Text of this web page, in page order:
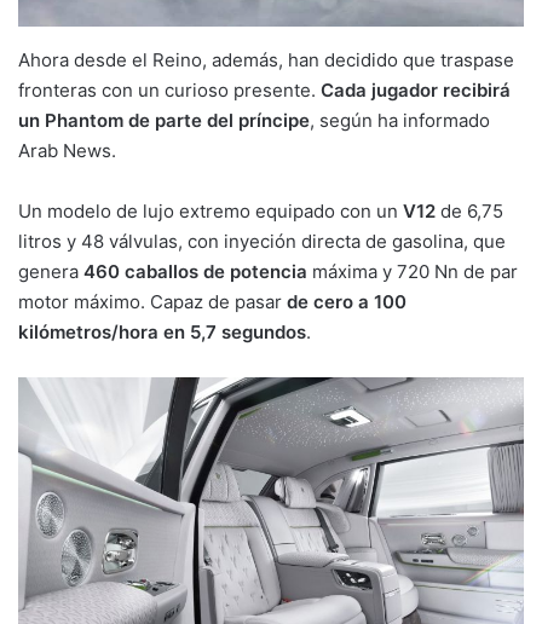
Ahora desde el Reino, además, han decidido que traspase
fronteras con un curioso presente. Cada jugador recibirá
un Phantom de parte del príncipe, según ha informado
Arab News.
Un modelo de lujo extremo equipado con un V12 de 6,75
litros y 48 válvulas, con inyeción directa de gasolina, que
genera 460 caballos de potencia máxima y 720 Nn de par
motor máximo. Capaz de pasar de cero a 100
kilómetros/hora en 5,7 segundos.